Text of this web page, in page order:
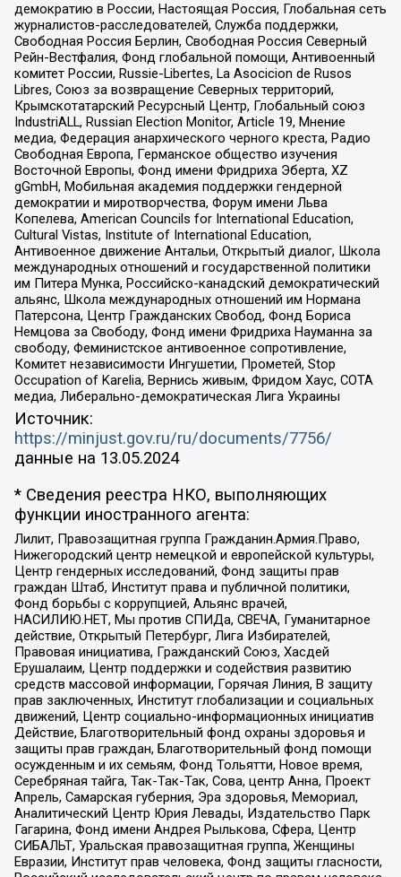
демократию в России, Настоящая Россия, Глобальная сеть
журналистов-расследователей, Служба поддержки,
Свободная Россия Берлин, Свободная Россия Северный
Рейн-Вестфалия, Фонд глобальной помощи, Антивоенный
комитет России, Russie-Libertes, La Asocicion de Rusos
Libres, Союз за возвращение Северных территорий,
Крымскотатарский Ресурсный Центр, Глобальный союз
IndustriALL, Russian Election Monitor, Article 19, Мнение
медиа, Федерация анархического черного креста, Радио
Свободная Европа, Германское общество изучения
Восточной Европы, Фонд имени Фридриха Эберта, XZ
gGmbH, Мобильная академия поддержки гендерной
демократии и миротворчества, Форум имени Льва
Копелева, American Councils for International Education,
Cultural Vistas, Institute of International Education,
Антивоенное движение Антальи, Открытый диалог, Школа
международных отношений и государственной политики
им Питера Мунка, Российско-канадский демократический
альянс, Школа международных отношений им Нормана
Патерсона, Центр Гражданских Свобод, Фонд Бориса
Немцова за Свободу, Фонд имени Фридриха Науманна за
свободу, Феминистское антивоенное сопротивление,
Комитет независимости Ингушетии, Прометей, Stop
Occupation of Karelia, Вернись живым, Фридом Хаус, СОТА
медиа, Либерально-демократическая Лига Украины
Источник:
https://minjust.gov.ru/ru/documents/7756/
данные на 13.05.2024
* Сведения реестра НКО, выполняющих
функции иностранного агента:
Лилит, Правозащитная группа Гражданин.Армия.Право,
Нижегородский центр немецкой и европейской культуры,
Центр гендерных исследований, Фонд защиты прав
граждан Штаб, Институт права и публичной политики,
Фонд борьбы с коррупцией, Альянс врачей,
НАСИЛИЮ.НЕТ, Мы против СПИДа, СВЕЧА, Гуманитарное
действие, Открытый Петербург, Лига Избирателей,
Правовая инициатива, Гражданский Союз, Хасдей
Ерушалаим, Центр поддержки и содействия развитию
средств массовой информации, Горячая Линия, В защиту
прав заключенных, Институт глобализации и социальных
движений, Центр социально-информационных инициатив
Действие, Благотворительный фонд охраны здоровья и
защиты прав граждан, Благотворительный фонд помощи
осужденным и их семьям, Фонд Тольятти, Новое время,
Серебряная тайга, Так-Так-Так, Сова, центр Анна, Проект
Апрель, Самарская губерния, Эра здоровья, Мемориал,
Аналитический Центр Юрия Левады, Издательство Парк
Гагарина, Фонд имени Андрея Рылькова, Сфера, Центр
СИБАЛЬТ, Уральская правозащитная группа, Женщины
Евразии, Институт прав человека, Фонд защиты гласности,